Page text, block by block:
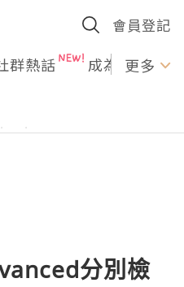
會員登記
群熱話 成為U更多
分別檢